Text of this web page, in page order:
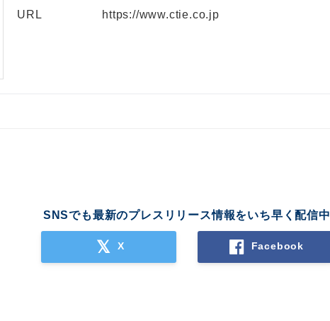
URL
https://www.ctie.co.jp
SNSでも最新のプレスリリース情報をいち早く配信中
X Facebook